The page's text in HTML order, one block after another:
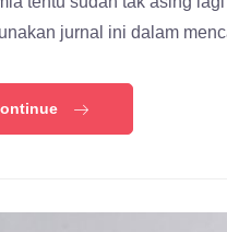
jurnal ini dalam